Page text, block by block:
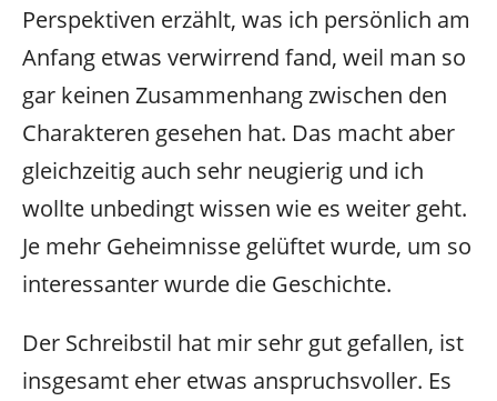
Perspektiven erzählt, was ich persönlich am
Anfang etwas verwirrend fand, weil man so
gar keinen Zusammenhang zwischen den
Charakteren gesehen hat. Das macht aber
gleichzeitig auch sehr neugierig und ich
wollte unbedingt wissen wie es weiter geht.
Je mehr Geheimnisse gelüftet wurde, um so
interessanter wurde die Geschichte.
Der Schreibstil hat mir sehr gut gefallen, ist
insgesamt eher etwas anspruchsvoller. Es